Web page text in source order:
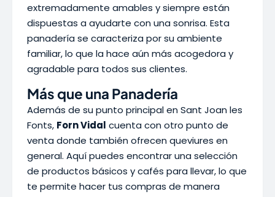
extremadamente amables y siempre están
dispuestas a ayudarte con una sonrisa. Esta
panadería se caracteriza por su ambiente
familiar, lo que la hace aún más acogedora y
agradable para todos sus clientes.
Más que una Panadería
Además de su punto principal en Sant Joan les
Fonts, Forn Vidal cuenta con otro punto de
venta donde también ofrecen queviures en
general. Aquí puedes encontrar una selección
de productos básicos y cafés para llevar, lo que
te permite hacer tus compras de manera